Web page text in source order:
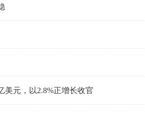
美元，以2.8%正增长收官